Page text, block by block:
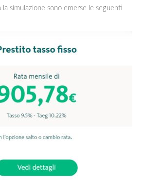
simulazione sono emerse le seguenti